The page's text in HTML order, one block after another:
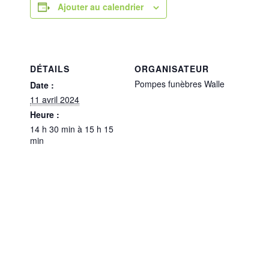
Ajouter au calendrier
DÉTAILS
Date :
11 avril 2024
Heure :
14 h 30 min à 15 h 15
min
ORGANISATEUR
Pompes funèbres Walle